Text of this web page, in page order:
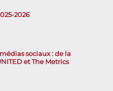
2026
sociaux : de la
et The Metrics